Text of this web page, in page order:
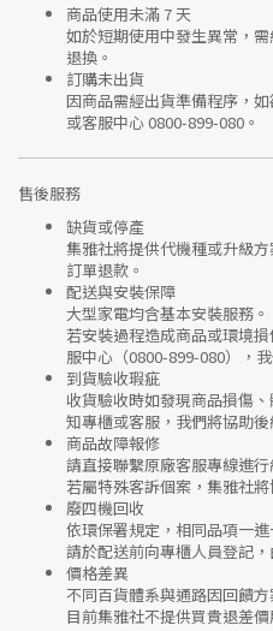
商品使用未滿 7 天
如於短期使用中發生異常，
退換。
訂購未出貨
因商品需經出貨準備程序，
或客服中心 0800-899-080 。
售後服務
缺貨或停產
集雅社將提供代機種或升級
訂單退款。
配送與安裝保障
大型家電均含基本安裝服務。
若安裝過程造成商品或環境損
服中心 （0800-899-080），
到貨驗收瑕疵
收貨驗收時如發現商品損傷
知專櫃或客服，我們將協助後
商品故障報修
請直接聯繫原廠客服專線進行
若屬特殊客訴個案，集雅社
廢四機回收
依環保署規定，相同品項一
請於配送前向專櫃人員登記
價格差異
不同百貨體系與通路因回饋
目前集雅社不提供買貴退差